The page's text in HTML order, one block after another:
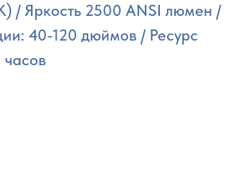
/ Яркость 2500 ANSI люмен /
40-120 дюймов / Ресурс